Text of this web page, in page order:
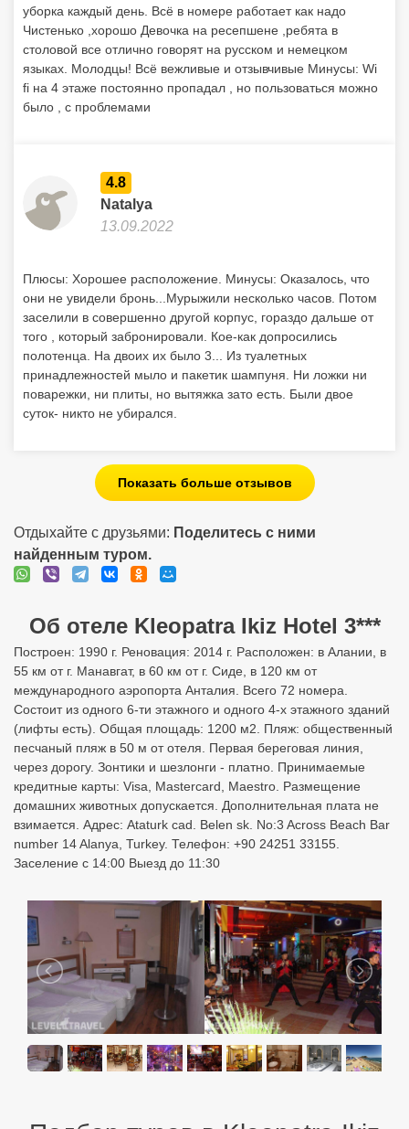
уборка каждый день. Всё в номере работает как надо
Чистенько ,хорошо Девочка на ресепшене ,ребята в
столовой все отлично говорят на русском и немецком
языках. Молодцы! Всё вежливые и отзывчивые Минусы: Wi
fi на 4 этаже постоянно пропадал , но пользоваться можно
было , с проблемами
4.8
Natalya
13.09.2022
Плюсы: Хорошее расположение. Минусы: Оказалось, что
они не увидели бронь...Мурыжили несколько часов. Потом
заселили в совершенно другой корпус, гораздо дальше от
того , который забронировали. Кое-как допросились
полотенца. На двоих их было 3... Из туалетных
принадлежностей мыло и пакетик шампуня. Ни ложки ни
поварежки, ни плиты, но вытяжка зато есть. Были двое
суток- никто не убирался.
Показать больше отзывов
Отдыхайте с друзьями: Поделитесь с ними
найденным туром.
Об отеле Kleopatra Ikiz Hotel 3***
Построен: 1990 г. Реновация: 2014 г. Расположен: в Алании, в
55 км от г. Манавгат, в 60 км от г. Сиде, в 120 км от
международного аэропорта Анталия. Всего 72 номера.
Состоит из одного 6-ти этажного и одного 4-х этажного зданий
(лифты есть). Общая площадь: 1200 м2. Пляж: общественный
песчаный пляж в 50 м от отеля. Первая береговая линия,
через дорогу. Зонтики и шезлонги - платно. Принимаемые
кредитные карты: Visa, Mastercard, Maestro. Размещение
домашних животных допускается. Дополнительная плата не
взимается. Адрес: Ataturk cad. Belen sk. No:3 Across Beach Bar
number 14 Alanya, Turkey. Телефон: +90 24251 33155.
Заселение с 14:00 Выезд до 11:30